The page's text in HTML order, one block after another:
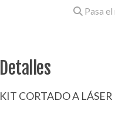
Pasa
Detalles
KIT CORTADO A